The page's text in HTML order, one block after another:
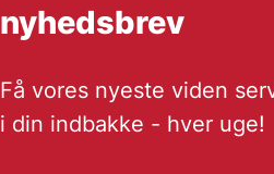
nyhedsbrev
Få vores nyeste viden
i din indbakke - hver uge!